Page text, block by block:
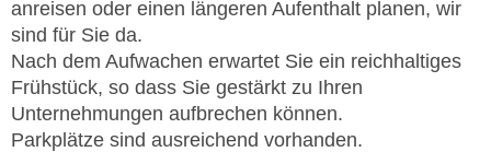
anreisen oder einen längeren Aufenthalt planen, wir
sind für Sie da.
Nach dem Aufwachen erwartet Sie ein reichhaltiges
Frühstück, so dass Sie gestärkt zu Ihren
Unternehmungen aufbrechen können.
Parkplätze sind ausreichend vorhanden.